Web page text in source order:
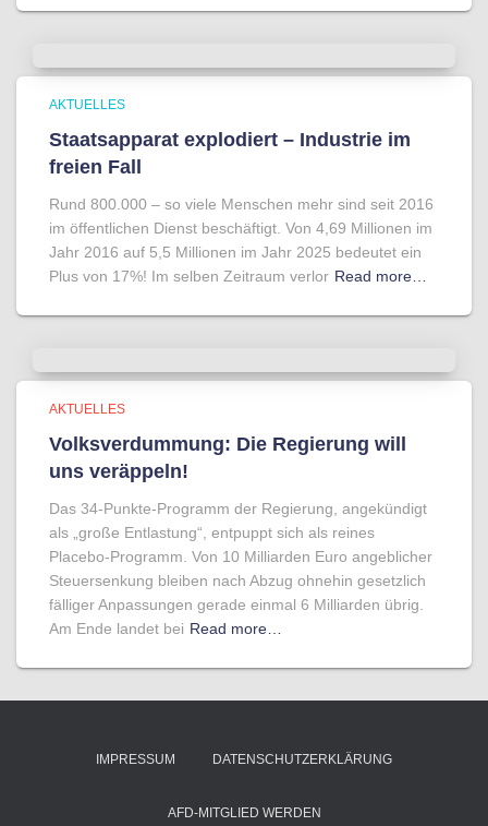
AKTUELLES
Staatsapparat explodiert – Industrie im
freien Fall
Rund 800.000 – so viele Menschen mehr sind seit 2016
im öffentlichen Dienst beschäftigt. Von 4,69 Millionen im
Jahr 2016 auf 5,5 Millionen im Jahr 2025 bedeutet ein
Plus von 17%! Im selben Zeitraum verlor Read more…
AKTUELLES
Volksverdummung: Die Regierung will
uns veräppeln!
Das 34-Punkte-Programm der Regierung, angekündigt
als „große Entlastung“, entpuppt sich als reines
Placebo-Programm. Von 10 Milliarden Euro angeblicher
Steuersenkung bleiben nach Abzug ohnehin gesetzlich
fälliger Anpassungen gerade einmal 6 Milliarden übrig.
Am Ende landet bei Read more…
IMPRESSUM DATENSCHUTZERKLÄRUNG
AFD-MITGLIED WERDEN